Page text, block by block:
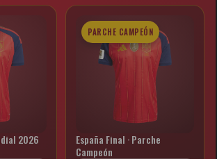
2026
PARCHE CAMPEÓN
España Final · Parche
Campeón